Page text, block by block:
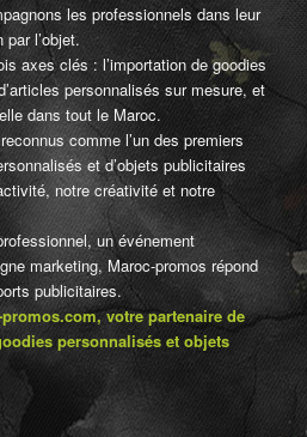
les professionnels dans leur
l’objet.
axes clés : l’importation de goodies
personnalisés sur mesure, et
dans tout le Maroc.
comme l’un des premiers
et d’objets publicitaires
notre créativité et notre
un événement
marketing, Maroc-promos répond
publicitaires.
votre partenaire de
personnalisés et objets